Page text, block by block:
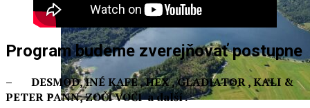
Program budeme zverejňovať postupne
– DESMOD, INÉ KAFE , HEX , GLADIATOR , KALI &
PETER PANN, ZOČI VOČI a další .